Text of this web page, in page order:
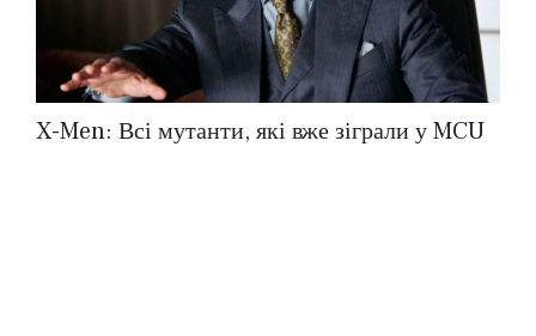
X-Men: Всі мутанти, які вже зіграли у MCU